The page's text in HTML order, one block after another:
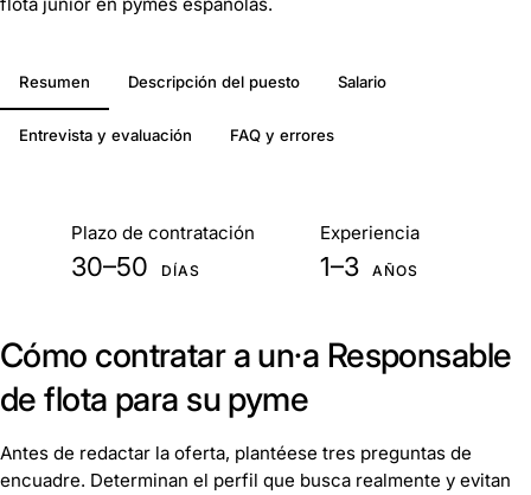
Resumen Descripción del puesto Salario
Entrevista y evaluación FAQ y errores
Plazo de contratación
30–50 DÍAS
Experiencia
1–3 AÑOS
Cómo contratar a un·a Responsable
de flota para su pyme
Antes de redactar la oferta, plantéese tres preguntas de
encuadre. Determinan el perfil que busca realmente y evitan